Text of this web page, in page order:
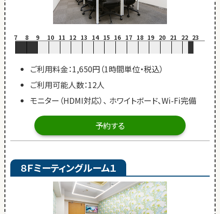
7 8 9 10 11 12 13 14 15 16 17 18 19 20 21 22 23
ご利用料金：1,650円（1時間単位・税込）
ご利用可能人数：12人
モニター（HDMI対応）、 ホワイトボード、Wi-Fi完備
予約する
８Ｆミーティングルーム１